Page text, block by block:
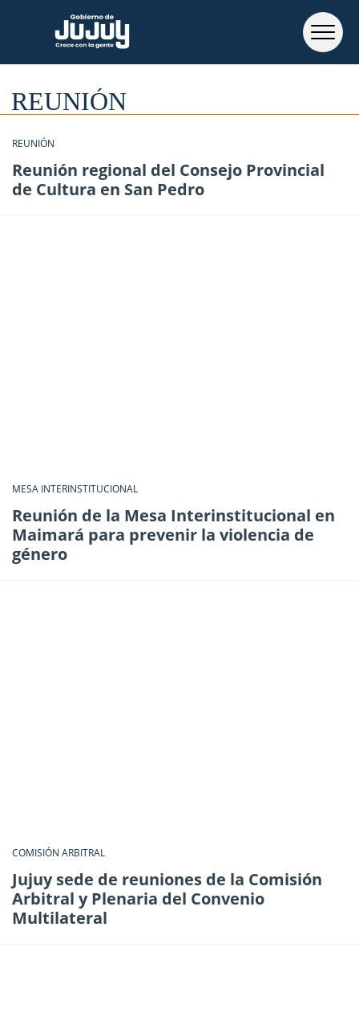
REUNIÓN
REUNIÓN
Reunión regional del Consejo Provincial
de Cultura en San Pedro
MESA INTERINSTITUCIONAL
Reunión de la Mesa Interinstitucional en
Maimará para prevenir la violencia de
género
COMISIÓN ARBITRAL
Jujuy sede de reuniones de la Comisión
Arbitral y Plenaria del Convenio
Multilateral